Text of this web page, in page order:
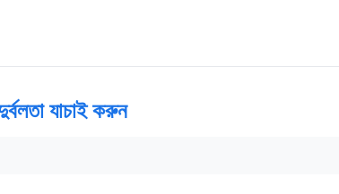
যাচাই করুন